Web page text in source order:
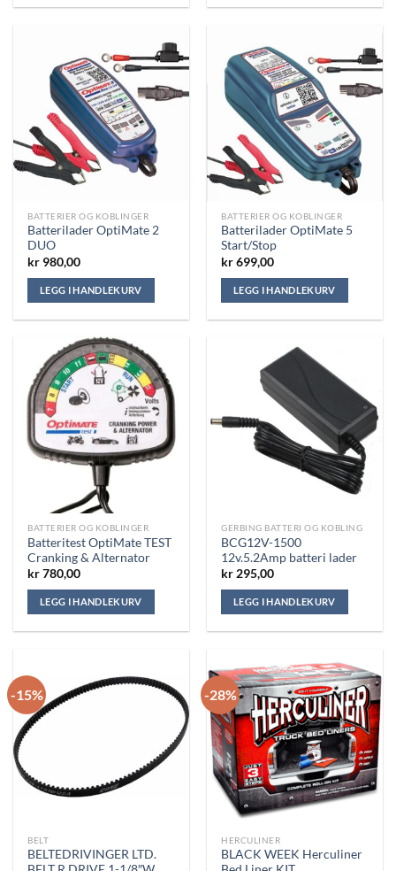
BATTERIER OG KOBLINGER
Batterilader OptiMate 2
DUO
kr 980,00
LEGG I HANDLEKURV
BATTERIER OG KOBLINGER
Batterilader OptiMate 5
Start/Stop
kr699,00
LEGG I HANDLEKURV
BATTERIER OG KOBLINGER
Batteritest OptiMate TEST
Cranking & Alternator
kr780,00
LEGG I HANDLEKURV
GERBING BATTERI OG KOBLING
BCG12V-1500
12v.5.2Amp batteri lader
kr 295,00
LEGG I HANDLEKURV
-15%
BELT
BELTEDRIVINGER LTD.
-28%
HERCULINER
BLACK WEEK Herculiner